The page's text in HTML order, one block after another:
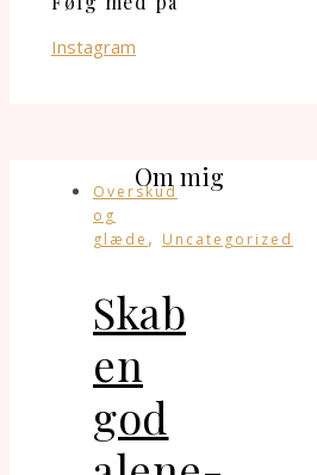
Instagram
Overskud
og
glæde , Uncategorized
Skab
en
god
Om mig